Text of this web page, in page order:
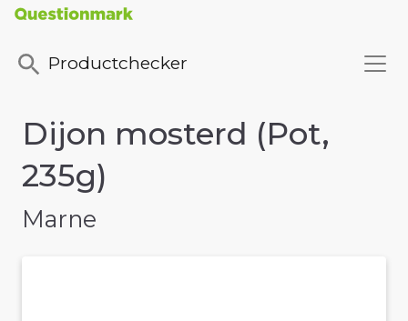
Productchecker
Dijon mosterd (Pot,
235g)
Marne